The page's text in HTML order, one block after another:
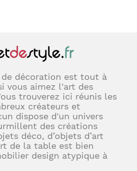
décoration est tout à
vous aimez l'art des
trouverez ici réunis les
créateurs et
dispose d'un univers
des créations
déco, d’objets d’art
de la table est bien
design atypique à